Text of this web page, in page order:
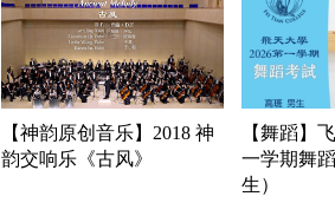
【神韵原创音乐】2018 神
韵交响乐《古风》
【舞蹈】
一学期舞
生）